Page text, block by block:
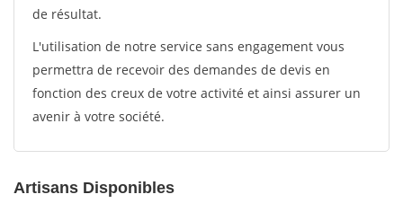
de résultat.
L'utilisation de notre service sans engagement vous
permettra de recevoir des demandes de devis en
fonction des creux de votre activité et ainsi assurer un
avenir à votre société.
Artisans Disponibles